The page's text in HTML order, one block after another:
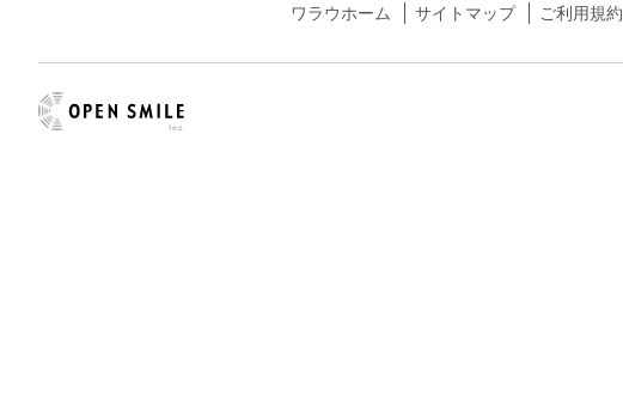
ワラウホーム サイトマップ ご利用規約